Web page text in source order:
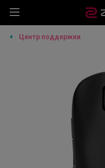
Центр поддержки